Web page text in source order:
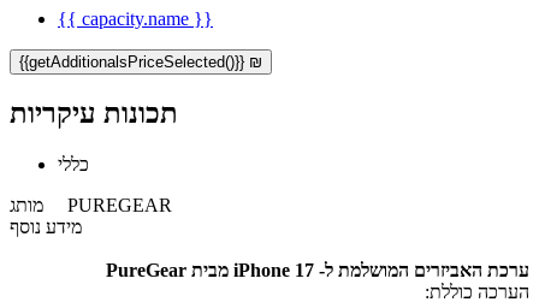
{{ capacity.name }}
{{getAdditionalsPriceSelected()}} ₪
תכונות עיקריות
כללי
מותג PUREGEAR
מידע נוסף
ערכת האביזרים המושלמת ל- iPhone 17
מבית PureGear
הערכה כוללת: